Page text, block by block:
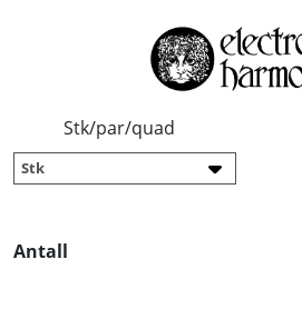
Stk/par/quad
Antall